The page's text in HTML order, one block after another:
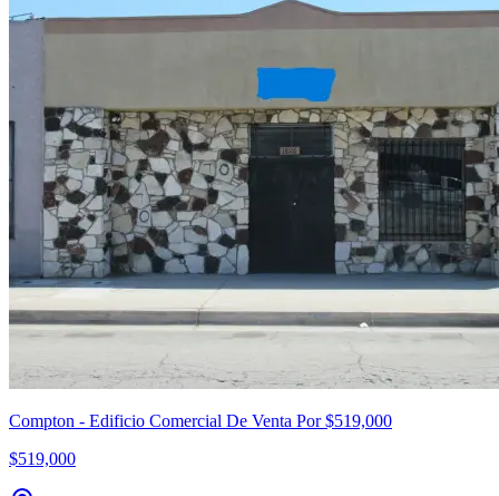
Compton - Edificio Comercial De Venta Por $519,000
$519,000